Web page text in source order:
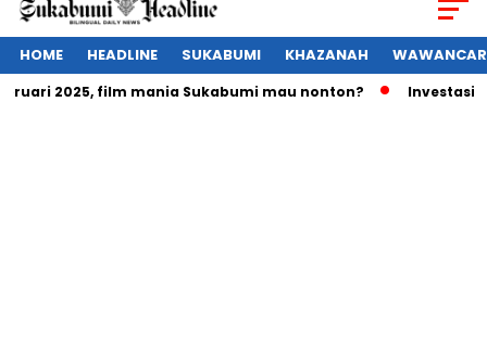
HOME HEADLINE SUKABUMI KHAZANAH
2025, film mania Sukabumi mau nonton? Investasi